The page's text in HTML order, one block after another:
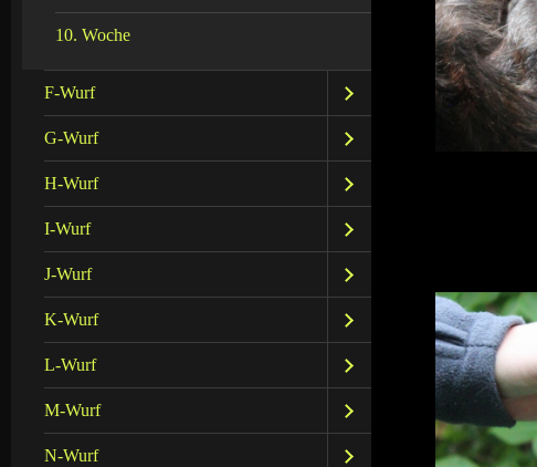
10. Woche
F-Wurf
G-Wurf
H-Wurf
I-Wurf
J-Wurf
K-Wurf
L-Wurf
M-Wurf
N-Wurf